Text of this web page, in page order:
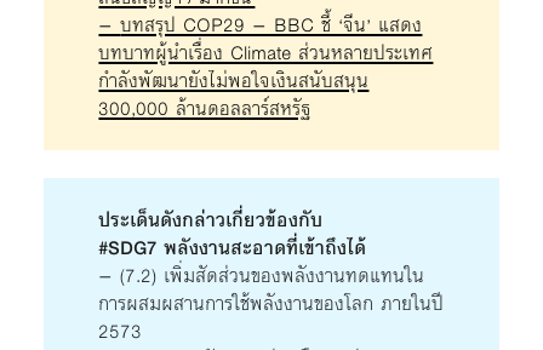
–บทสรุป COP29 – BBC ชี้ ‘จีน’ แสดง
บทบาทผู้นำเรื่อง Climate ส่วนหลายประเทศ
กำลังพัฒนายังไม่พอใจเงินสนับสนุน
300,000 ล้านดอลลาร์สหรัฐ
ประเด็นดังกล่าวเกี่ยวข้องกับ
#SDG7 พลังงานสะอาดที่เข้าถึงได้
– (7.2) เพิ่มสัดส่วนของพลังงานทดแทนใน
การผสมผสานการใช้พลังงานของโลก ภายในปี
2573